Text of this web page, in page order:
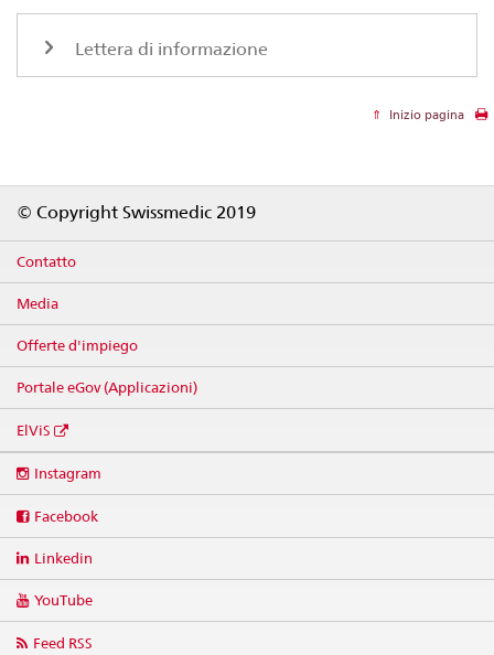
Lettera di informazione
Inizio pagina
© Copyright Swissmedic 2019
Contatto
Media
Offerte d'impiego
Portale eGov (Applicazioni)
ElViS
media
Instagram
Facebook
Linkedin
YouTube
Feed RSS